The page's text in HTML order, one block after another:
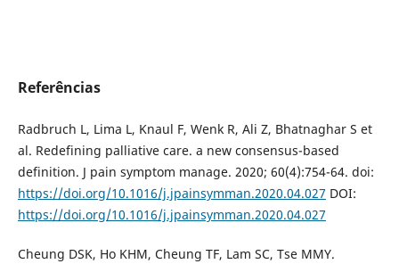
Referências
Radbruch L, Lima L, Knaul F, Wenk R, Ali Z, Bhatnaghar S et
al. Redefining palliative care. a new consensus-based
definition. J pain symptom manage. 2020; 60(4):754-64. doi:
https://doi.org/10.1016/j.jpainsymman.2020.04.027 DOI:
https://doi.org/10.1016/j.jpainsymman.2020.04.027
Cheung DSK, Ho KHM, Cheung TF, Lam SC, Tse MMY.